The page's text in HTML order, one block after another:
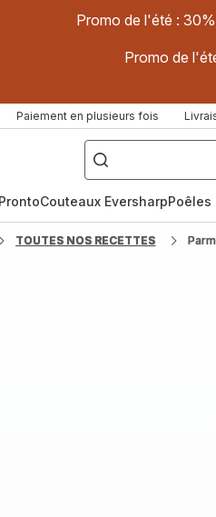
Promo de l'été :
Promo de
Paiement en plusieurs fois
["Poêles
inox,
Cake
Factory,
Couteaux EversharpPoêles
TOUTES NOS RECETTES